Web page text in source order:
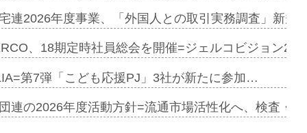
加=リンナ…
見込む=…
開始=三協…
連2026年度事業、「外国人との取引実務調査」新規
、18期定時社員総会を開催=ジェルコビジョン
第7弾「こども応援PJ」3社が新たに参加…
連の2026年度活動方針=流通市場活性化へ、検査・